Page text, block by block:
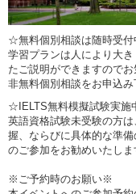
☆無料個別相談は随時受
学習プランは人により大
たご説明ができますのでお
非無料個別相談をお申込み
☆IELTS無料模擬試験実
英語資格試験未受験の方
握、ならびに具体的な準
のご参加をお勧めいたしま
※ご予約時のお願い※